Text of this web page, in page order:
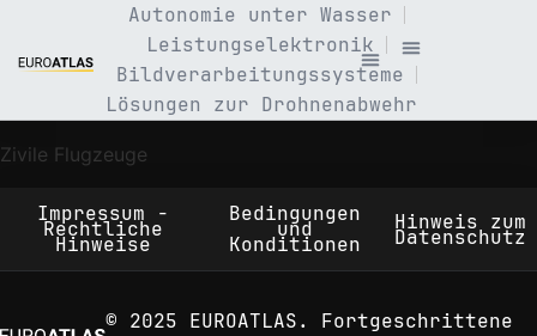
Autonomie unter Wasser
Leistungselektronik
Bildverarbeitungssysteme
Lösungen zur Drohnenabwehr
Zivile Flugzeuge
Impressum -
Rechtliche
Hinweise
Bedingungen
und
Konditionen
Hinweis zum
Datenschutz
© 2025 EUROATLAS. Fortgeschrittene